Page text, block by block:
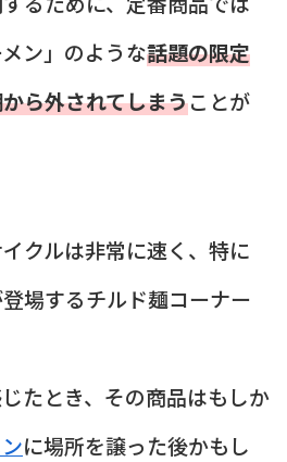
ン」のような話題の限定
ら外されてしまうことが
クルは非常に速く、特に
場するチルド麺コーナー
じたとき、その商品はもしか
に場所を譲った後かもし